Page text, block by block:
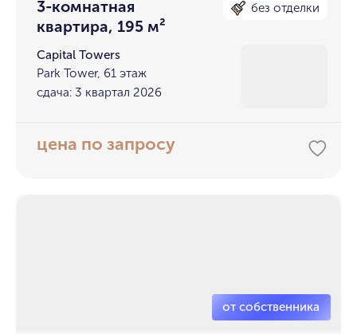
3-комнатная
квартира, 195 м²
без отделки
Capital Towers
Park Tower, 61 этаж
сдача: 3 квартал 2026
цена по запросу